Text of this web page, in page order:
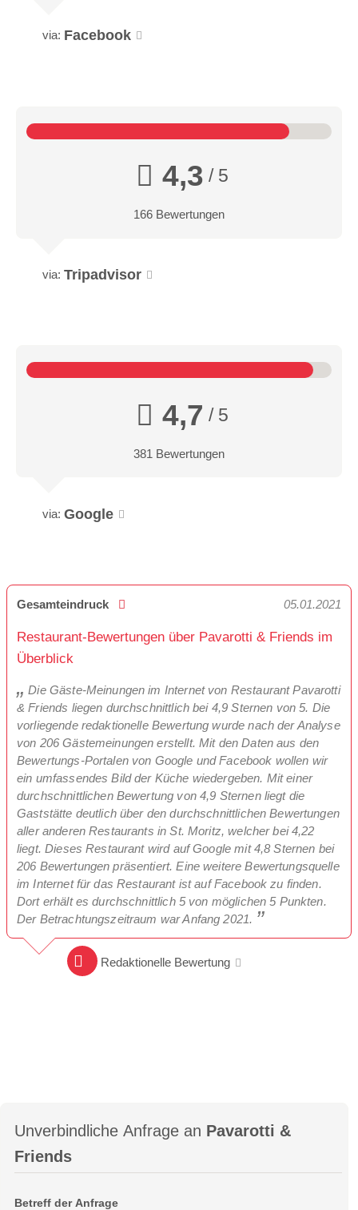
via: Facebook
4,3 / 5
166 Bewertungen
via: Tripadvisor
4,7 / 5
381 Bewertungen
via: Google
Gesamteindruck 05.01.2021
Restaurant-Bewertungen über Pavarotti & Friends im
Überblick
Die Gäste-Meinungen im Internet von Restaurant Pavarotti
& Friends liegen durchschnittlich bei 4,9 Sternen von 5. Die
vorliegende redaktionelle Bewertung wurde nach der Analyse
von 206 Gästemeinungen erstellt. Mit den Daten aus den
Bewertungs-Portalen von Google und Facebook wollen wir
ein umfassendes Bild der Küche wiedergeben. Mit einer
durchschnittlichen Bewertung von 4,9 Sternen liegt die
Gaststätte deutlich über den durchschnittlichen Bewertungen
aller anderen Restaurants in St. Moritz, welcher bei 4,22
liegt. Dieses Restaurant wird auf Google mit 4,8 Sternen bei
206 Bewertungen präsentiert. Eine weitere Bewertungsquelle
im Internet für das Restaurant ist auf Facebook zu finden.
Dort erhält es durchschnittlich 5 von möglichen 5 Punkten.
Der Betrachtungszeitraum war Anfang 2021.
Redaktionelle Bewertung
Unverbindliche Anfrage an Pavarotti &
Friends
Betreff der Anfrage